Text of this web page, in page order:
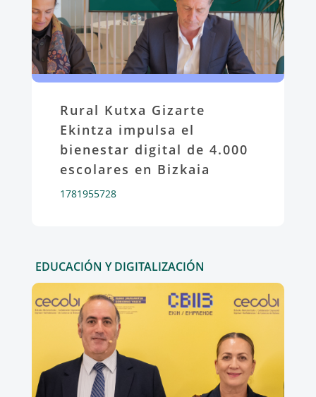
Rural Kutxa Gizarte
Ekintza impulsa el
bienestar digital de 4.000
escolares en Bizkaia
1781955728
EDUCACIÓN Y DIGITALIZACIÓN